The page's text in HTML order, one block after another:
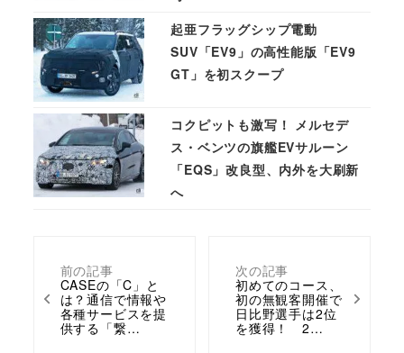
前の記事
CASEの「C」と
は？通信で情報や
各種サービスを提
供する「繋…
次の記事
初めてのコース、
初の無観客開催で
日比野選手は2位
を獲得！ 2…
起亜フラッグシップ電動
SUV「EV9」の高性能版「EV9
GT」を初スクープ
コクピットも激写！ メルセデ
ス・ベンツの旗艦EVサルーン
「EQS」改良型、内外を大刷新
へ